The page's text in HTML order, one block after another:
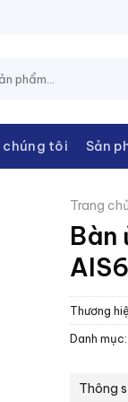
CHÂU
chúng tôi Sản
Trang chủ
Bàn
Thương
Danh mục:
Thông